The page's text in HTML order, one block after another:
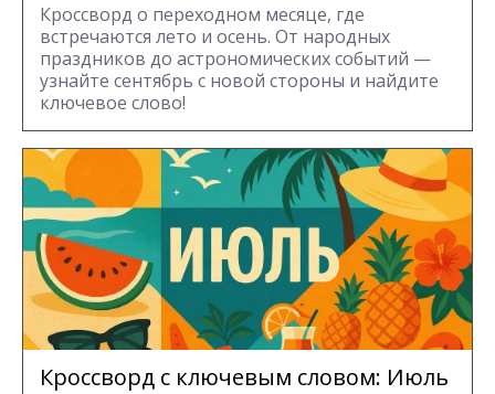
Кроссворд о переходном месяце, где
встречаются лето и осень. От народных
праздников до астрономических событий —
узнайте сентябрь с новой стороны и найдите
ключевое слово!
Кроссворд с ключевым словом: Июль